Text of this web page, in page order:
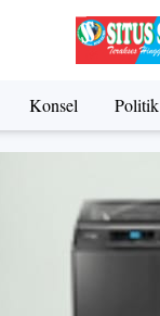
Konsel Politik